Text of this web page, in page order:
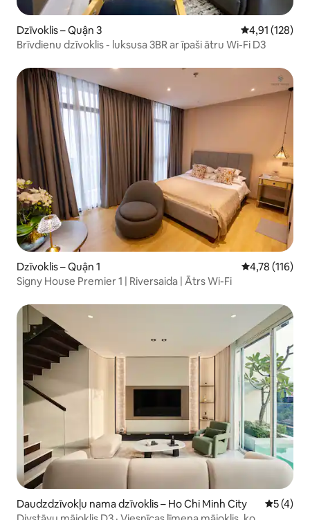
Dzīvoklis – Quận 3 Vidējais
4,91 (128)
Brīvdienu dzīvoklis - luksusa 3BR ar īpaši ātru Wi-Fi D3
Dzīvoklis – Quận 1 Vidējais
4,78 (116)
Signy House Premier 1 | Riversaida | Ātrs Wi-Fi
Daudzdzīvokļu nama dzīvoklis – Ho Chi Minh City Vidējais
5 (4)